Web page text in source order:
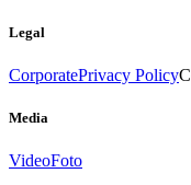
Legal
CorporatePrivacy Policy
Media
VideoFoto